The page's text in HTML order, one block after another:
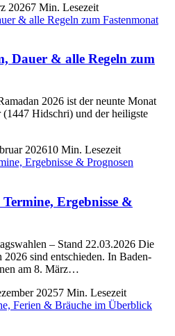
20267 Min. Lesezeit
Dauer & alle Regeln zum
2026 ist der neunte Monat
Hidschri) und der heiligste
202610 Min. Lesezeit
Ergebnisse &
– Stand 22.03.2026 Die
2026 sind entschieden. In Baden-
am 8. März…
20257 Min. Lesezeit